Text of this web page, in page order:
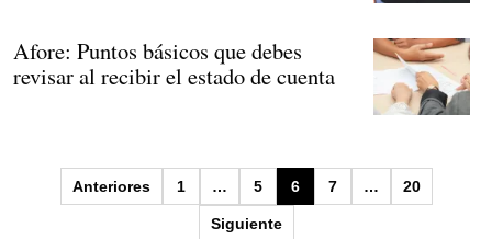
Afore: Puntos básicos que debes
revisar al recibir el estado de cuenta
Paginación
Anteriores 1 … 5 6 7 … 20
Siguiente